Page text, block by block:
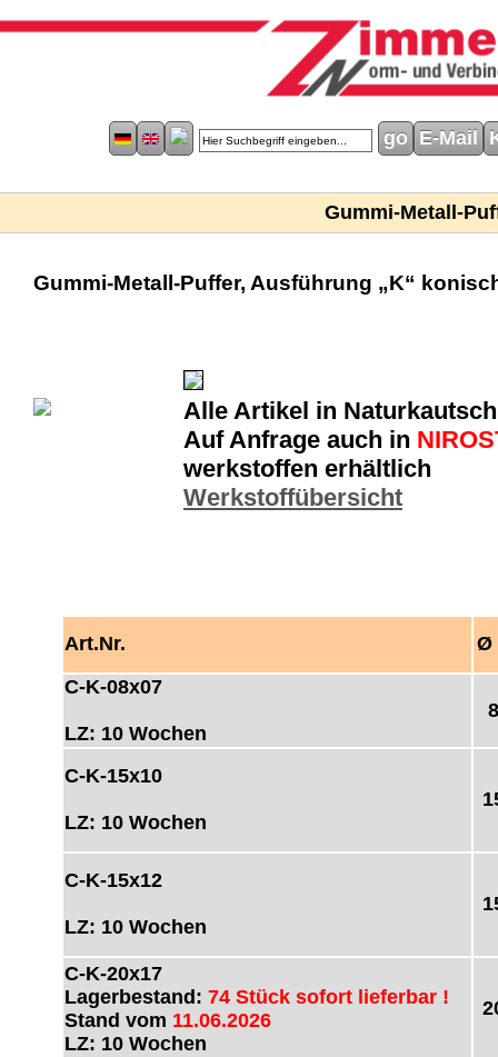
E-Mail
Gummi-Metall-
Gummi-Metall-Puffer, Ausführung „K“
Alle Artikel in
Auf Anfrage auch in
werkstoffen erhältlich
Werkstoffübersicht
Art.Nr.
Ø
C-K-08x07
LZ: 10 Wochen
8
C-K-15x10
LZ: 10 Wochen
C-K-15x12
LZ: 10 Wochen
C-K-20x17
Lagerbestand: 74 Stück sofort lieferbar !
Stand vom 11.06.2026
LZ: 10 Wochen